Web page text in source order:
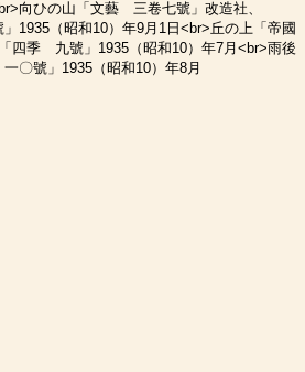
向ひの山「文藝 三卷七號」改造社、
1935（昭和10）年9月1日<br>丘の上「帝國
四季 九號」1935（昭和10）年7月<br>雨後
〇號」1935（昭和10）年8月